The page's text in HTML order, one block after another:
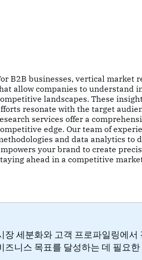
B2B businesses, vertical market
allow companies to understand
landscapes. These
resonate with the target
services offer a
edge. Our team of
and data analytics to
your brand to create
ahead in a competitive
장 세분화와 고객 프로파일링에
즈니스 목표를 달성하는 데 필요